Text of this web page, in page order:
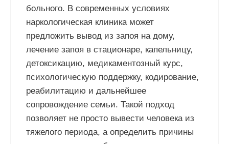
больного. В современных условиях
наркологическая клиника может
предложить вывод из запоя на дому,
лечение запоя в стационаре, капельницу,
детоксикацию, медикаментозный курс,
психологическую поддержку, кодирование,
реабилитацию и дальнейшее
сопровождение семьи. Такой подход
позволяет не просто вывести человека из
тяжелого периода, а определить причины